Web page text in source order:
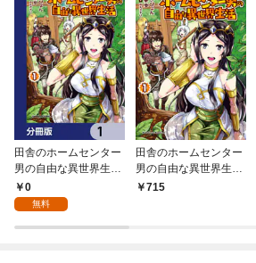
田舎のホームセンター
男の自由な異世界生活
【分冊版】 1
0
無料
田舎のホームセンター
男の自由な異世界生
活 （１）
715